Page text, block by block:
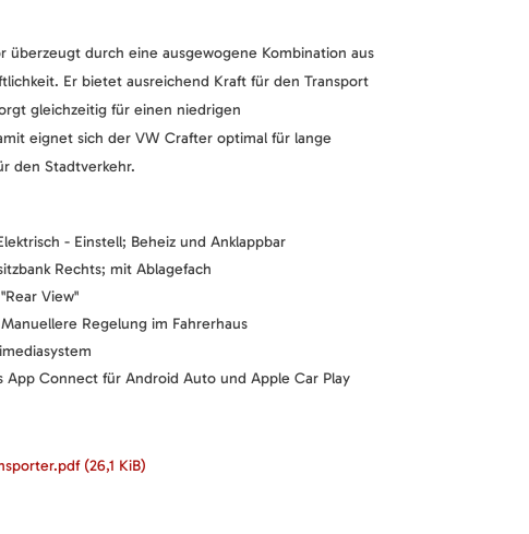
überzeugt durch eine ausgewogene Kombination aus
Er bietet ausreichend Kraft für den Transport
gleichzeitig für einen niedrigen
eignet sich der VW Crafter optimal für lange
den Stadtverkehr.
- Einstell; Beheiz und Anklappbar
Rechts; mit Ablagefach
View"
Regelung im Fahrerhaus
App Connect für Android Auto und Apple Car Play
(26,1 KiB)